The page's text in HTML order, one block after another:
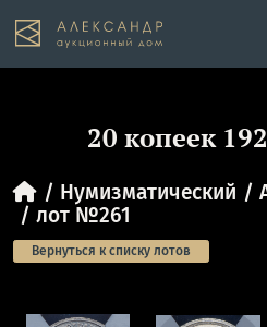
20 копеек
Нумизматический
лот №261
Вернуться к списку лотов